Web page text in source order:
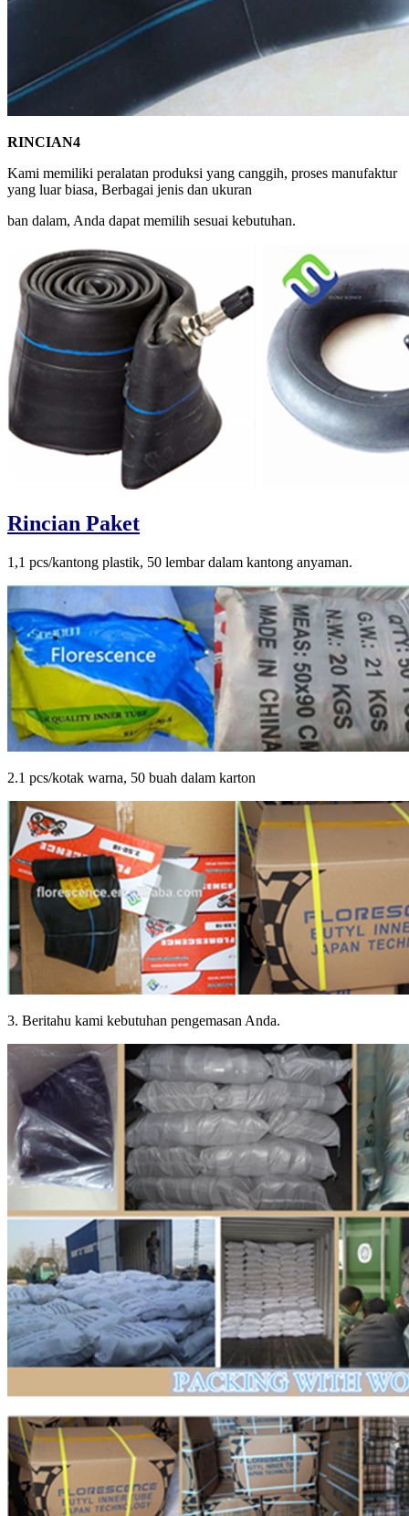
RINCIAN4
Kami memiliki peralatan produksi yang canggih, proses manufaktur
yang luar biasa, Berbagai jenis dan ukuran
ban dalam, Anda dapat memilih sesuai kebutuhan.
Rincian Paket
1,1 pcs/kantong plastik, 50 lembar dalam kantong anyaman.
2.1 pcs/kotak warna, 50 buah dalam karton
3. Beritahu kami kebutuhan pengemasan Anda.